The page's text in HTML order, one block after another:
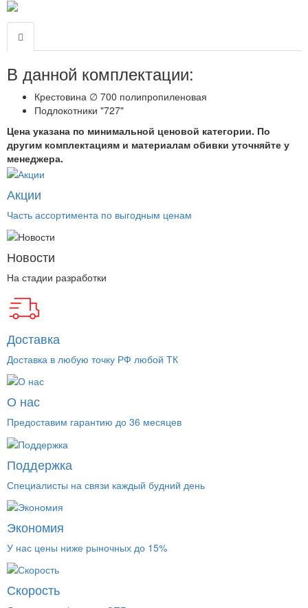
В данной комплектации:
Крестовина ∅ 700 полипропиленовая
Подлокотники "727"
Цена указана по минимальной ценовой категории. По
другим комплектациям и материалам обивки уточняйте у
менеджера.
Акции
Часть ассортимента по выгодным ценам
Новости
На стадии разработки
Доставка
Доставка в любую точку РФ любой ТК
О нас
Предоставим гарантию до 36 месяцев
Поддержка
Специалисты на связи каждый будний день
Экономия
У нас цены ниже рыночных до 15%
Скорость